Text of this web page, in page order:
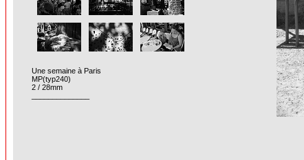
Une semaine à Paris
MP(typ240)
2 / 28mm